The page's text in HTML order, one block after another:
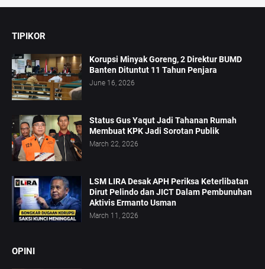
TIPIKOR
Korupsi Minyak Goreng, 2 Direktur BUMD
Banten Dituntut 11 Tahun Penjara
June 16, 2026
Status Gus Yaqut Jadi Tahanan Rumah
Membuat KPK Jadi Sorotan Publik
March 22, 2026
LSM LIRA Desak APH Periksa Keterlibatan
Dirut Pelindo dan JICT Dalam Pembunuhan
Aktivis Ermanto Usman
March 11, 2026
OPINI